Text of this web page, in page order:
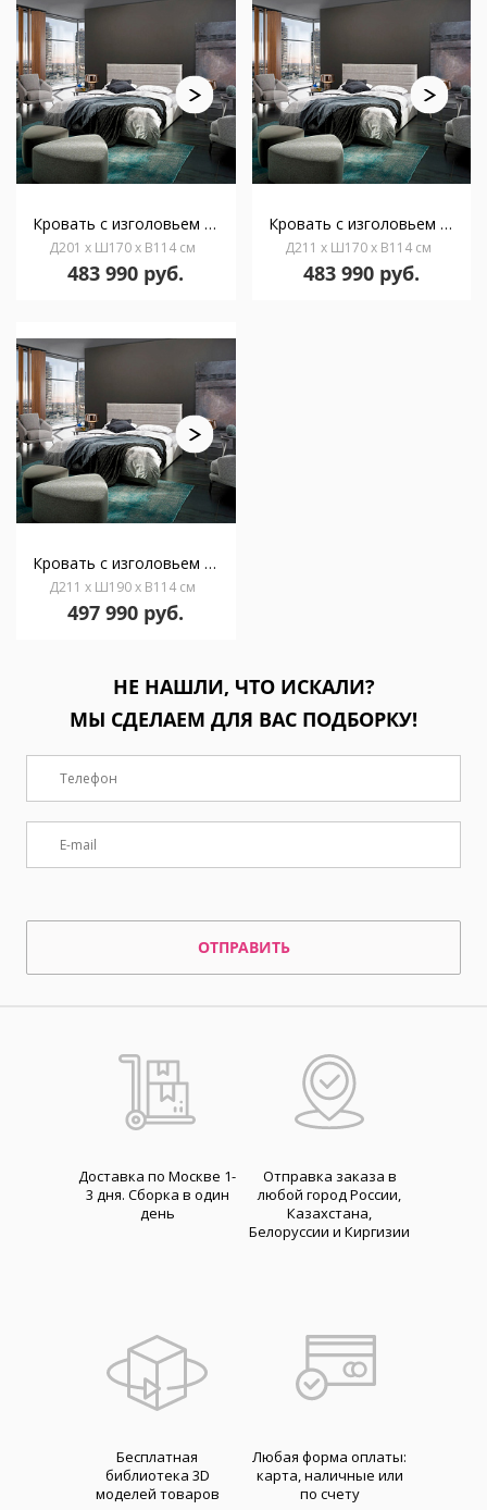
Кровать с изголовьем Carla 201*170
Д201 x Ш170 x В114 см
483 990 руб.
Кровать с изголовьем Carla 211*170
Д211 x Ш170 x В114 см
483 990 руб.
Кровать с изголовьем Carla 211*190
Д211 x Ш190 x В114 см
497 990 руб.
НЕ НАШЛИ, ЧТО ИСКАЛИ?
МЫ СДЕЛАЕМ ДЛЯ ВАС ПОДБОРКУ!
ОТПРАВИТЬ
Доставка по Москве 1-
3 дня. Cборка в один
день
Отправка заказа в
любой город России,
Казахстана,
Белоруссии и Киргизии
Бесплатная
библиотека 3D
моделей товаров
Любая форма оплаты:
карта, наличные или
по счету